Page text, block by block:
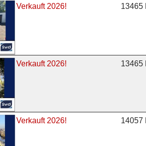
Verkauft 2026! 13465
Verkauft 2026! 13465
Verkauft 2026! 14057